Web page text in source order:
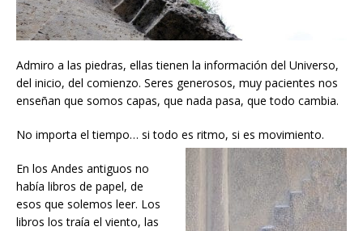
Admiro a las piedras, ellas tienen la información del Universo,
del inicio, del comienzo. Seres generosos, muy pacientes nos
enseñan que somos capas, que nada pasa, que todo cambia.
No importa el tiempo… si todo es ritmo, si es movimiento.
En los Andes antiguos no
había libros de papel, de
esos que solemos leer. Los
libros los traía el viento, las